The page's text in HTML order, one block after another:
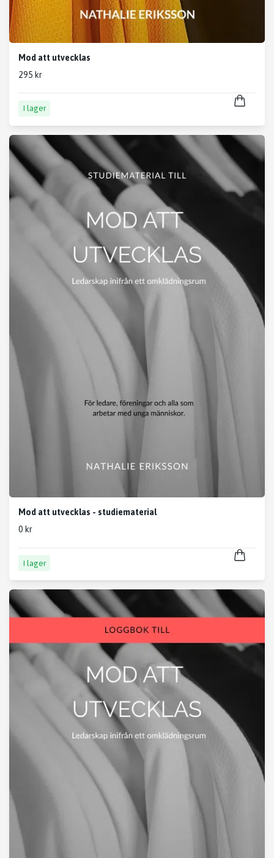
Mod att utvecklas
295 kr
I lager
Mod att utvecklas - studiematerial
0 kr
I lager